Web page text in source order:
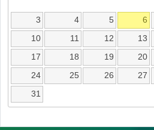
3
4 5 6
10
11 12 13
17
18 19 20
24
25 26 27
31